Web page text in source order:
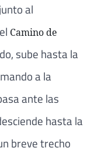
al
Camino de
sube hasta la
a la
ante las
hasta la
breve trecho